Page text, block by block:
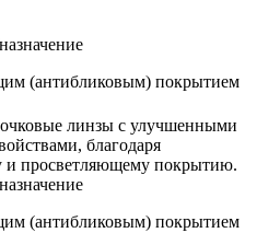
(антибликовым) покрытием
линзы с улучшенными
благодаря
просветляющему покрытию.
(антибликовым) покрытием